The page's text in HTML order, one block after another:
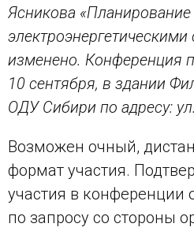
Ясникова
изменено. Конференция
10 сентября, в здании
ОДУ Сибири по адресу:
Возможен очный,
формат участия.
участия в конференции
по запросу со стороны